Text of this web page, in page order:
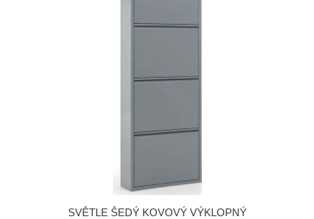
SVĚTLE ŠEDÝ KOVOVÝ VÝKLOPNÝ